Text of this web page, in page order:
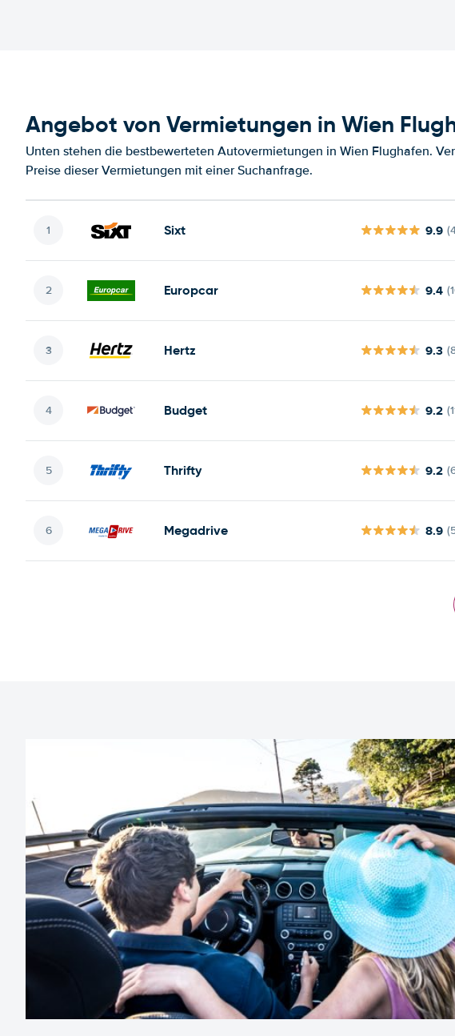
Angebot von Vermietungen in Wien
Unten stehen die bestbewerteten Autovermietungen in Wien Flughafen.
Preise dieser Vermietungen mit einer Suchanfrage.
Sixt 9.9
Europcar 9.4
Hertz 9.3
Budget 9.2
Thrifty 9.2
Megadrive 8.9